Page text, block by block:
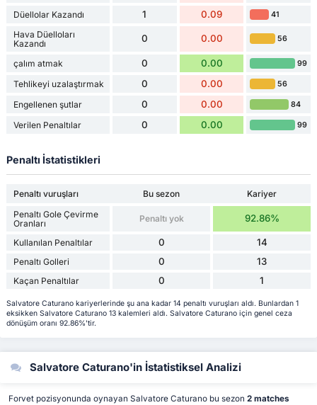
Düellolar Kazandı 1 0.09 41
Hava Düelloları
Kazandı
0 0.00 56
çalım atmak 0 0.00 99
Tehlikeyi uzalaştırmak 0 0.00 56
Engellenen şutlar 0 0.00 84
Verilen Penaltılar 0 0.00 99
Penaltı İstatistikleri
Penaltı vuruşları Bu sezon
Kariyer
Penaltı Gole Çevirme
Oranları
Penaltı yok 92.86%
Kullanılan Penaltılar 0 14
Penaltı Golleri 0 13
Kaçan Penaltılar 0 1
Salvatore Caturano kariyerlerinde şu ana kadar 14 penaltı vuruşları aldı. Bunlardan 1
eksikken Salvatore Caturano 13 kalemleri aldı. Salvatore Caturano için genel ceza
dönüşüm oranı 92.86%'tir.
Salvatore Caturano'in İstatistiksel Analizi
Forvet pozisyonunda oynayan Salvatore Caturano bu sezon 2 matches